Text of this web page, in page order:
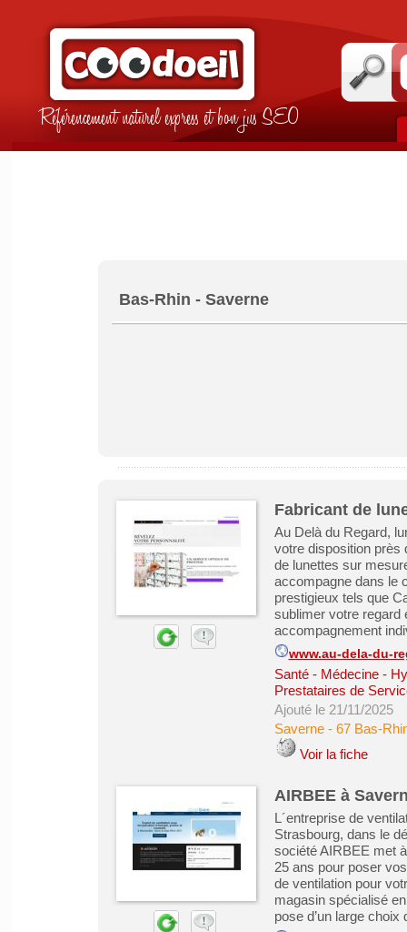
Référencement naturel express et bon jus SEO
Bas-Rhin - Saverne
Fabricant de
Au Delà du Regard,
votre disposition près
de lunettes sur
accompagne dans le
prestigieux tels que
sublimer votre regard
accompagnement
www.au-dela-du-
Santé - Médecine -
Prestataires de
Ajouté le 21/11/2025
Saverne- 67 Bas-
Voir la fiche
AIRBEE à
L´entreprise de
Strasbourg, dans le
société AIRBEE met
25 ans pour poser
de ventilation pour
magasin spécialisé
pose d’un large choix